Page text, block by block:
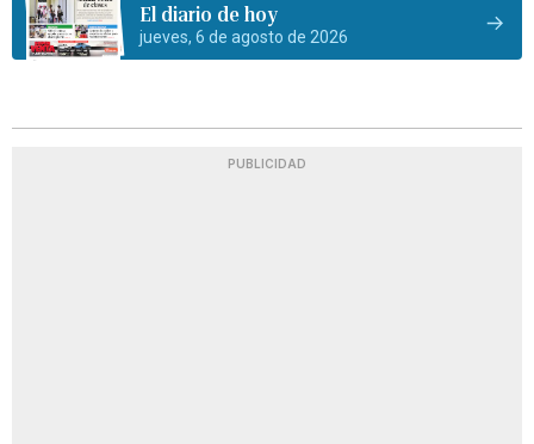
El diario de hoy
jueves, 6 de agosto de 2026
PUBLICIDAD